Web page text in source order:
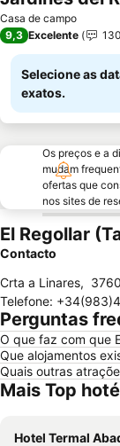
Casa de campo
9,3 Excelente 130
Selecione as
exatos.
Os preços e a
mudam
ofertas que
nos sites de
El Regollar
Contacto
Crta a Linares,
Telefone:
Perguntas
O que faz com que
Que alojamentos
Quais outras
Mais Top
Hotel Termal Abadia de